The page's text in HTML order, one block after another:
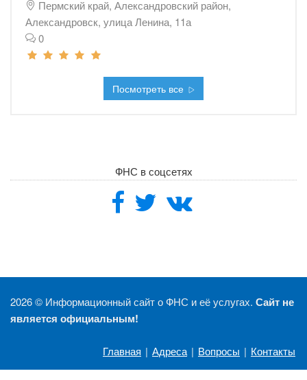
Пермский край, Александровский район,
Александровск, улица Ленина, 11а
0
Посмотреть все
ФНС в соцсетях
2026 © Информационный сайт о ФНС и её услугах. Сайт не
является официальным!
Главная | Адреса | Вопросы | Контакты